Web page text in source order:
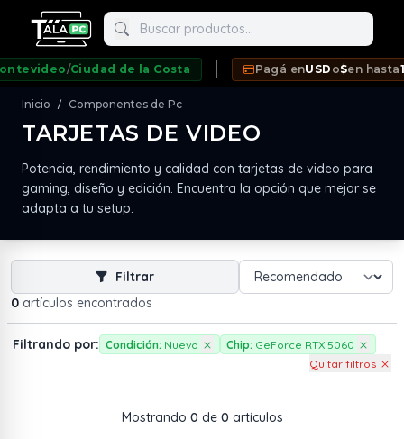
Buscar productos
/Ciudad de la Costa Pagá en USD o$en hasta12
Inicio / Componentes de Pc
TARJETAS DE VIDEO
Potencia, rendimiento y calidad con tarjetas de video para
gaming, diseño y edición. Encuentra la opción que mejor se
adapta a tu setup.
0 artículos encontrados
Filtrar
Filtrando por: Condición: Nuevo Chip: GeForce RTX 5060
Quitar filtros
Mostrando 0 de 0 artículos